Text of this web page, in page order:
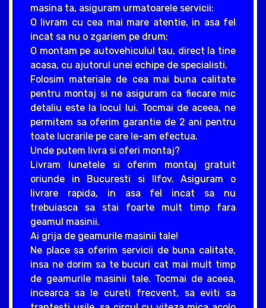
masina ta, asiguram urmatoarele servicii:
O livram cu cea mai mare atentie, in asa fel
incat sa nu o zgariem pe drum;
O montam pe autovehiculul tau, direct la tine
acasa, cu ajutorul unei echipe de specialisti.
Folosim materiale de cea mai buna calitate
pentru montaj si ne asiguram ca fiecare mic
detaliu este la locul lui. Tocmai de aceea, ne
permitem sa oferim garantie de 2 ani pentru
toate lucrarile pe care le-am efectua.
Unde putem livra si oferi montaj?
Livram lunetele si oferim montaj gratuit
oriunde in Bucuresti si Ilfov. Asiguram o
livrare rapida, in asa fel incat sa nu
trebuiasca sa stai foarte mult timp fara
geamul masinii.
Ai grija de geamurile masinii tale!
Ne place sa oferim servicii de buna calitate,
insa ne dorim sa te bucuri cat mai mult timp
de geamurile masinii tale. Tocmai de aceea,
incearca sa le cureti frecvent, sa eviti sa